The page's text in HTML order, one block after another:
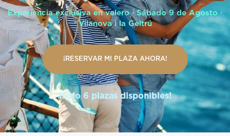
Experiencia exclusiva en velero · Sábado 9 de Agosto ·
Vilanova i la Geltrú
¡RESERVAR MI PLAZA AHORA!
¡Solo 6 plazas disponibles!